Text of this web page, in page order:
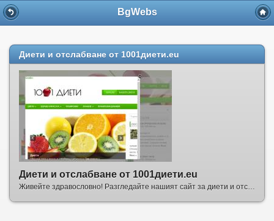
BgWebs
Диети и отслабване от 1001диети.eu
Диети и отслабване от 1001диети.eu
Живейте здравословно! Разгледайте нашият сайт за диети и отслабване. Споделете своята диета и опит. Разкажете ни как отслабнахте или напълняхте!